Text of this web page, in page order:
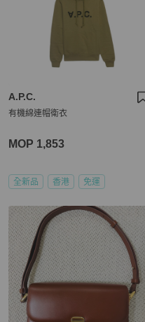
A.P.C.
有機綿連帽衛衣
MOP 1,853
全新品 香港 免運